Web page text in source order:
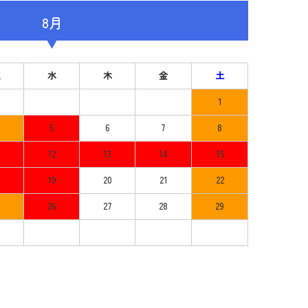
8月
水 木 金
土
1
5 6 7
8
12 13 14
15
19 20 21
22
26 27 28
29